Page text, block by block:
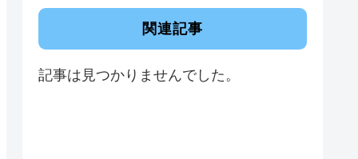
関連記事
記事は見つかりませんでした。